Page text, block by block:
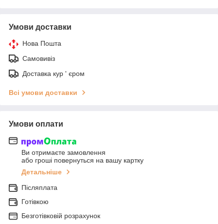
Умови доставки
Нова Пошта
Самовивіз
Доставка кур ' єром
Всі умови доставки
Умови оплати
Ви отримаєте замовлення
або гроші повернуться на вашу картку
Детальніше
Післяплата
Готівкою
Безготівковій розрахунок